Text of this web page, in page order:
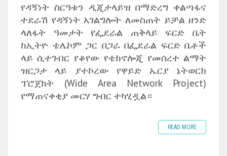
የዳኝነት ስርዓቱን ዲጂታላይዝ በማድረግ ቀልጣፋና
ተደራሽ የዳኝነት አገልግሎት ለመስጠት ይቻል ዘንድ
ላለፋት ዓመታት የፌደራል ጠቅላይ ፍርድ ቤት
ከኢትዮ ቴሌኮም ጋር በጋራ በፌደራል ፍርድ ቤቶች
ላይ ሲተገብር የቆየው የቴክኖሎጂ የመሰረተ ልማት
ዝርጋታ ላይ ያተኮረው የዋይድ ኤርያ ኔትወርክ
ፕሮጀክት (Wide Area Network Project)
የማጠናቀቂያ መርሃ ግብር ተካሂዷል።
READ MORE